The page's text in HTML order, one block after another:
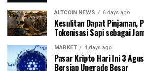
ALTCOIN NEWS 6 days ago
Kesulitan Dapat Pinjaman,
Tokenisasi Sapi sebagai
MARKET 4 days ago
Pasar Kripto Hari Ini 3
Bersiap Upgrade Besar